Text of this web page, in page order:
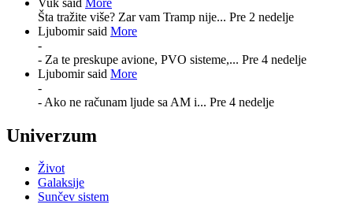
Šta tražite više? Zar vam Tramp nije... Pre 2 nedelje
Ljubomir said More
-
- Za te preskupe avione, PVO sisteme,... Pre 4 nedelje
Ljubomir said More
-
- Ako ne računam ljude sa AM i... Pre 4 nedelje
Univerzum
Život
Galaksije
Sunčev sistem